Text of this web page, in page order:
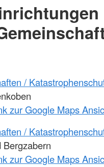
/
zur Google Maps
/
Bergzabern
zur Google Maps